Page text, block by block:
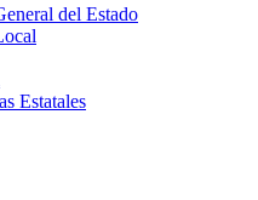
del Estado
Estatales